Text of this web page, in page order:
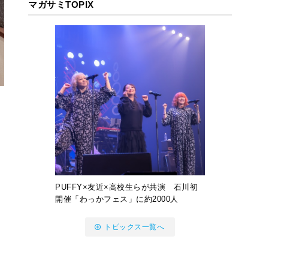
マガサミTOPIX
PUFFY×友近×高校生らが共演 石川初
開催「わっかフェス」に約2000人
トピックス一覧へ